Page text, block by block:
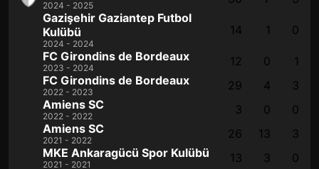
2024 - 2025
Gazişehir Gaziantep Futbol
Kulübü
2024 - 2024
14 1
0
FC Girondins de Bordeaux
2023 - 2024 12 0
1
FC Girondins de Bordeaux
2022 - 2023 29 4
3
Amiens SC
2022 - 2022 3 0
0
Amiens SC
2021 - 2022 26 13
3
MKE Ankaragücü Spor Kulübü
2021 - 2021 13 3
0